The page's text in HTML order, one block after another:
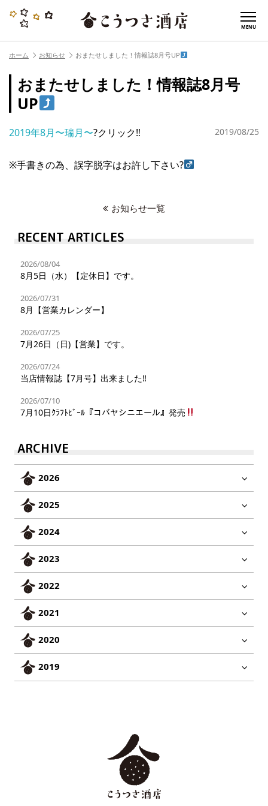
MENU
ホーム お知らせ おまたせしました！情報誌8月号UP
おまたせしました！情報誌8月号
UP
2019/08/25
2019年8月〜瑞月〜?クリック‼︎
※手書きの為、誤字脱字はお許し下さい?‍
お知らせ一覧
RECENT ARTICLES
2026/08/04
8月5日（水）【定休日】です。
2026/07/31
8月【営業カレンダー】
2026/07/25
7月26日（日)【営業】です。
2026/07/24
当店情報誌【7月号】出来ました‼︎
2026/07/10
7月10日ｸﾗﾌﾄﾋﾞｰﾙ『コバヤシニエール』発売
ARCHIVE
2026
2025
2024
2023
2022
2021
2020
2019